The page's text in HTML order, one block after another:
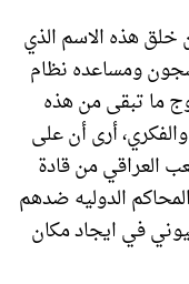
هذه الاسم الذي
ومساعده نظام
ما تبقى من هذه
أرى أن على
العراقي من قادة
الدوليه ضدهم
في ايجاد مكان